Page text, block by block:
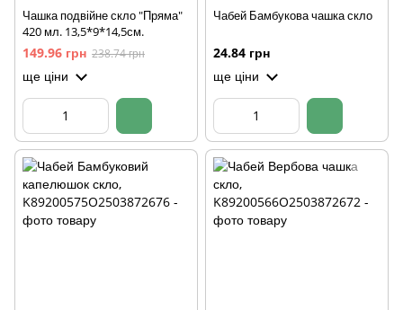
Чашка подвійне скло "Пряма"
420 мл. 13,5*9*14,5см.
149.96 грн 238.74 грн
ще ціни
Чабей Бамбукова чашка скло
24.84 грн
ще ціни